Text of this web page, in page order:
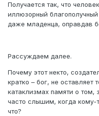
Получается так, что
иллюзорный
даже младенца, оправдав
Рассуждаем далее.
Почему этот некто,
кратко – бог, не оставляет
катаклизмах памяти о том,
часто слышим, когда кому-
что?